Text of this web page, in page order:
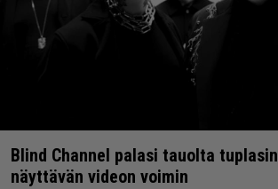
Blind Channel palasi tauolta
näyttävän videon voimin